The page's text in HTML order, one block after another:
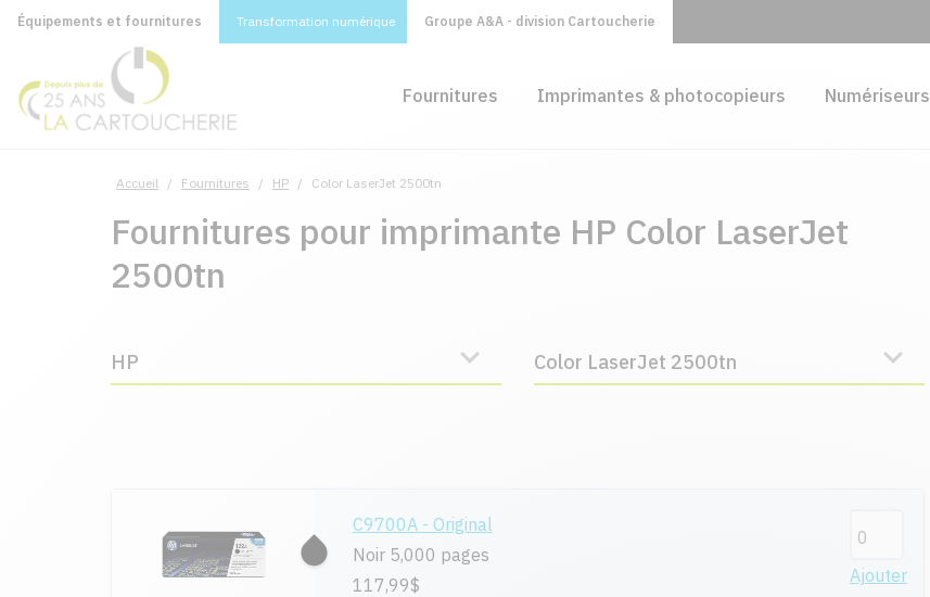
Équipements et fournitures Transformation numérique Groupe A&A - division Cartoucherie
Fournitures Imprimantes & photocopieurs Numériseurs
Accueil / Fournitures / HP / Color LaserJet 2500tn
Fournitures pour imprimante HP Color LaserJet
2500tn
HP Color LaserJet 2500tn
C9700A - Original
Noir 5,000 pages
117,99$
Ajouter